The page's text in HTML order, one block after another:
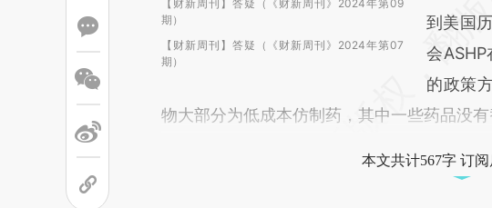
【财新周刊】答疑（《财新周刊》2024年第09
期）
【财新周刊】答疑（《财新周刊》2024年第07
期）
到美国
会
的政策
物大部分为低成本仿制药，其中一些药品没有
本文共计567字 订